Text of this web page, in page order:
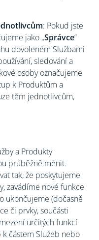
: Pokud jste
jako „Správce“
dovoleném Službami
sledování a
osoby označujeme
k Produktům a
těm jednotlivcům,
a Produkty
průběžně měnit.
tak, že poskytujeme
zavádíme nové funkce
ukončujeme (dočasně
či prvky, součásti
určitých funkcí
částem Služeb nebo